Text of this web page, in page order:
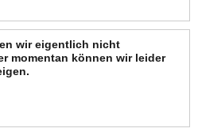
wir eigentlich nicht
momentan können wir leider